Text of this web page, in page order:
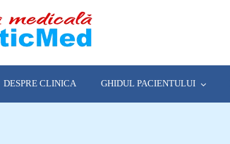
DESPRE CLINICA GHIDUL PACIENTULUI